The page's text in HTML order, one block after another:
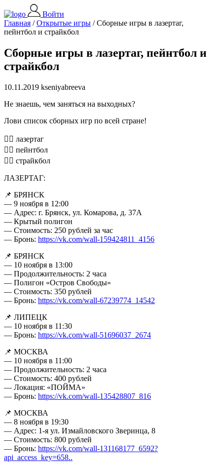
Войти
Главная /Открытые игры /Сборные игры в лазертаг,
пейнтбол и страйкбол
Сборные игры в лазертаг, пейнтбол и
страйкбол
10.11.2019 kseniyabreeva
Не знаешь, чем заняться на выходных?
Лови список сборных игр по всей стране!
👉🏻 лазертаг
👉🏻 пейнтбол
👉🏻 страйкбол
ЛАЗЕРТАГ:
📌 БРЯНСК
— 9 ноября в 12:00
— Адрес: г. Брянск, ул. Комарова, д. 37А
— Крытый полигон
— Стоимость: 250 рублей за час
— Бронь: https://vk.com/wall-159424811_4156
📌 БРЯНСК
— 10 ноября в 13:00
— Продолжительность: 2 часа
— Полигон «Остров Свободы»
— Стоимость: 350 рублей
— Бронь: https://vk.com/wall-67239774_14542
📌 ЛИПЕЦК
— 10 ноября в 11:30
— Бронь: https://vk.com/wall-51696037_2674
📌 МОСКВА
— 10 ноября в 11:00
— Продолжительность: 2 часа
— Стоимость: 400 рублей
— Локация: «ПОЙМА»
— Бронь: https://vk.com/wall-135428807_816
📌 МОСКВА
— 8 ноября в 19:30
— Адрес: 1-я ул. Измайловского Зверинца, 8
— Стоимость: 800 рублей
— Бронь: https://vk.com/wall-131168177_6592?
api_access_key=658..